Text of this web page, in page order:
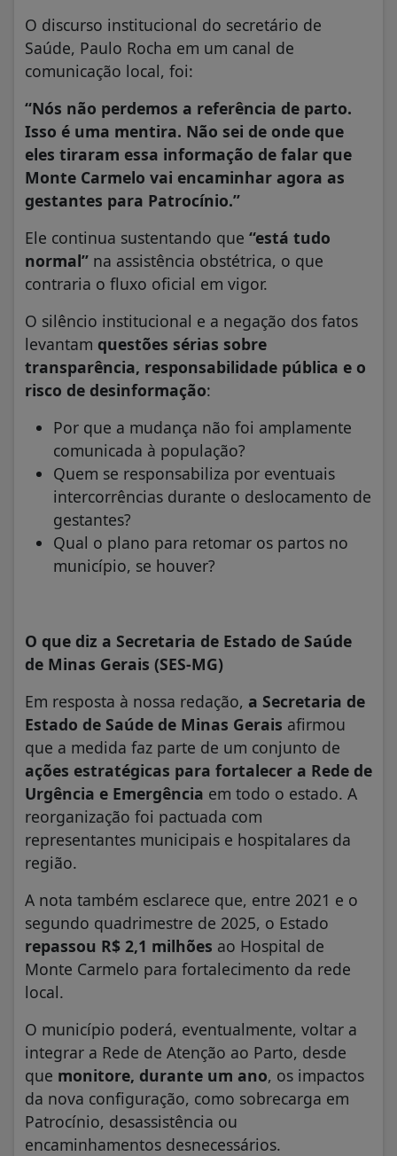
O discurso institucional do secretário de
Saúde, Paulo Rocha em um canal de
comunicação local, foi:
“Nós não perdemos a referência de parto.
Isso é uma mentira. Não sei de onde que
eles tiraram essa informação de falar que
Monte Carmelo vai encaminhar agora as
gestantes para Patrocínio.”
Ele continua sustentando que “está tudo
normal” na assistência obstétrica, o que
contraria o fluxo oficial em vigor.
O silêncio institucional e a negação dos fatos
levantam questões sérias sobre
transparência, responsabilidade pública e o
risco de desinformação:
Por que a mudança não foi amplamente
comunicada à população?
Quem se responsabiliza por eventuais
intercorrências durante o deslocamento de
gestantes?
Qual o plano para retomar os partos no
município, se houver?
O que diz a Secretaria de Estado de Saúde
de Minas Gerais (SES-MG)
Em resposta à nossa redação, a Secretaria de
Estado de Saúde de Minas Gerais afirmou
que a medida faz parte de um conjunto de
ações estratégicas para fortalecer a Rede de
Urgência e Emergência em todo o estado. A
reorganização foi pactuada com
representantes municipais e hospitalares da
região.
A nota também esclarece que, entre 2021 e o
segundo quadrimestre de 2025, o Estado
repassou R$ 2,1 milhões ao Hospital de
Monte Carmelo para fortalecimento da rede
local.
O município poderá, eventualmente, voltar a
integrar a Rede de Atenção ao Parto, desde
que monitore, durante um ano, os impactos
da nova configuração, como sobrecarga em
Patrocínio, desassistência ou
encaminhamentos desnecessários.